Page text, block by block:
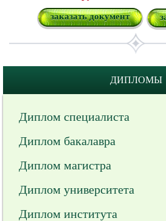
заказать документ
ДИПЛОМЫ
Диплом специалиста
Диплом бакалавра
Диплом магистра
Диплом университета
Диплом института